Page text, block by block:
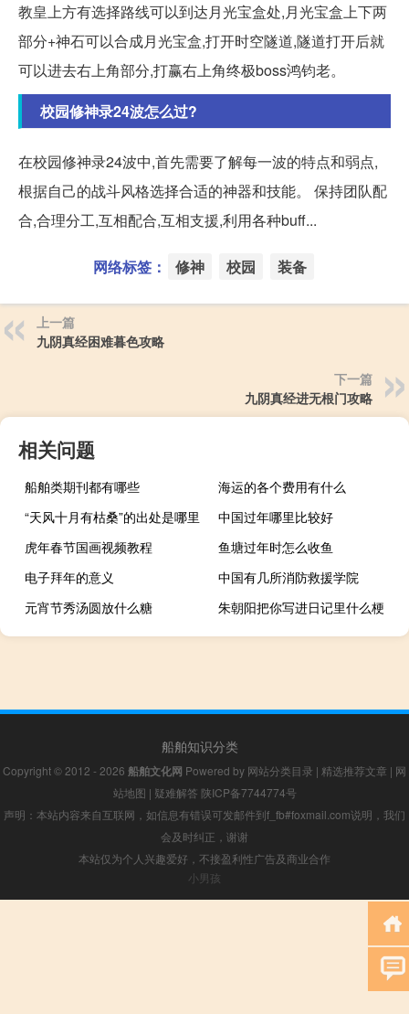
教皇上方有选择路线可以到达月光宝盒处,月光宝盒上下两
部分+神石可以合成月光宝盒,打开时空隧道,隧道打开后就
可以进去右上角部分,打赢右上角终极boss鸿钧老。
校园修神录24波怎么过?
在校园修神录24波中,首先需要了解每一波的特点和弱点,
根据自己的战斗风格选择合适的神器和技能。 保持团队配
合,合理分工,互相配合,互相支援,利用各种buff...
网络标签： 修神 校园 装备
上一篇
九阴真经困难暮色攻略
下一篇
九阴真经进无根门攻略
相关问题
船舶类期刊都有哪些
海运的各个费用有什么
“天风十月有枯桑”的出处是哪里
中国过年哪里比较好
虎年春节国画视频教程
鱼塘过年时怎么收鱼
电子拜年的意义
中国有几所消防救援学院
元宵节秀汤圆放什么糖
朱朝阳把你写进日记里什么梗
船舶知识分类
Copyright © 2012 - 2026 船舶文化网 Powered by 网站分类目录 | 精选推荐文章 | 网
站地图 | 疑难解答 陕ICP备7744774号
声明：本站内容来自互联网，如信息有错误可发邮件到f_fb#foxmail.com说明，我们
会及时纠正，谢谢
本站仅为个人兴趣爱好，不接盈利性广告及商业合作
小男孩